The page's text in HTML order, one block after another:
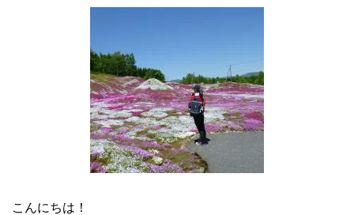
こんにちは！